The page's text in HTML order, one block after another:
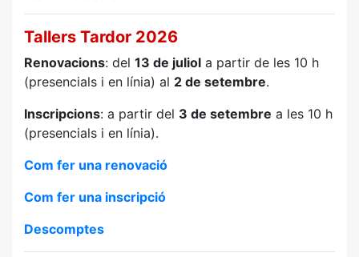
Tallers Tardor 2026
Renovacions: del 13 de juliol a partir de les 10 h
(presencials i en línia) al 2 de setembre.
Inscripcions: a partir del 3 de setembre a les 10 h
(presencials i en línia).
Com fer una renovació
Com fer una inscripció
Descomptes